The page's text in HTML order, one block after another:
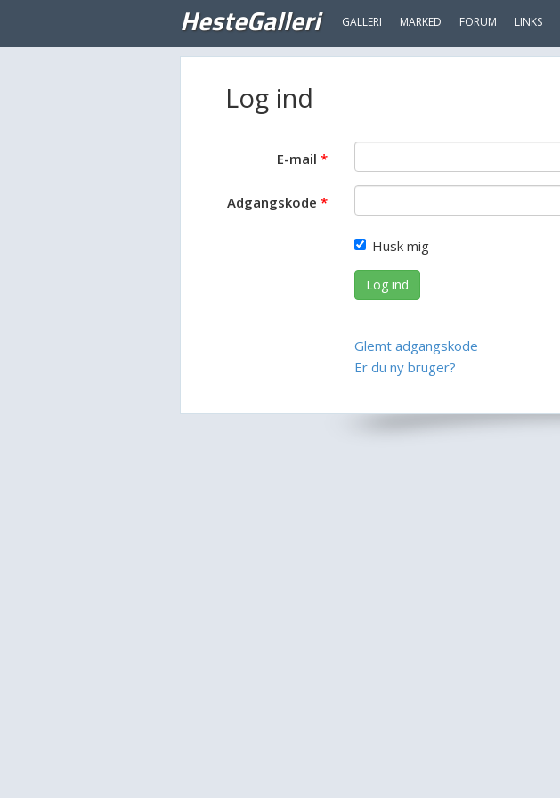
HesteGalleri GALLERI MARKED FORUM LINKS
Log ind
E-mail
Adgangskode
Husk mig
Log ind
Glemt adgangskode
Er du ny bruger?